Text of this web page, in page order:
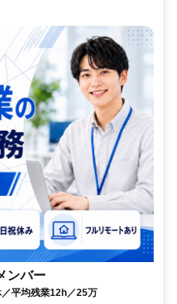
ンバー
平均残業12h／25万